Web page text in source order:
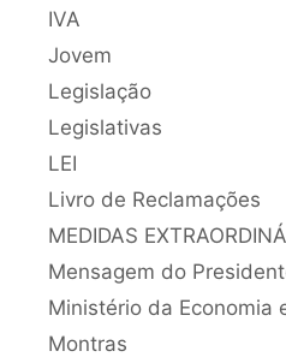
IVA
Jovem
Legislação
Legislativas
LEI
Livro de Reclamações
MEDIDAS
Mensagem do
Ministério da Economia
Montras